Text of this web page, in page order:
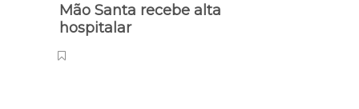
Mão Santa recebe alta
hospitalar